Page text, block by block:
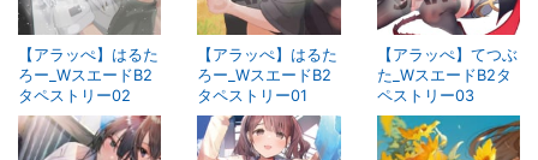
【アラッぺ】はるた
ろー_WスエードB2
タペストリー02
【アラッぺ】はるた
ろー_WスエードB2
タペストリー01
【アラッぺ】てつぶ
た_WスエードB2タ
ペストリー03